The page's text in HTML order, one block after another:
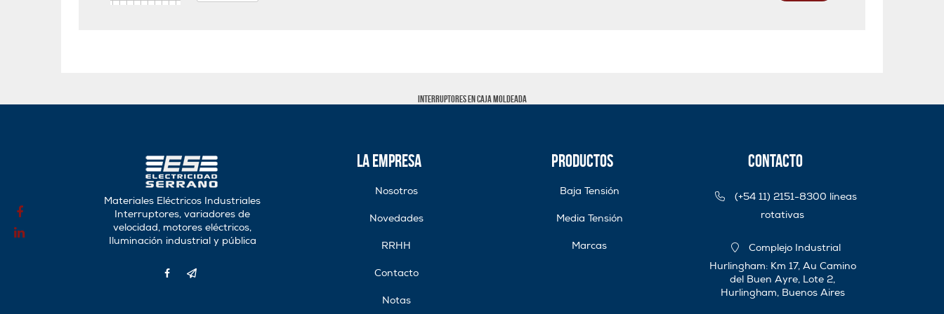
Interruptores en caja moldeada
Materiales Eléctricos Industriales
Interruptores, variadores de
velocidad, motores eléctricos,
Iluminación industrial y pública
La Empresa
Nosotros
Novedades
RRHH
Contacto
Notas
Productos
Baja Tensión
Media Tensión
Marcas
Contacto
(+54 11) 2151-8300 líneas
rotativas
Complejo Industrial
Hurlingham: Km 17, Au Camino
del Buen Ayre, Lote 2,
Hurlingham, Buenos Aires